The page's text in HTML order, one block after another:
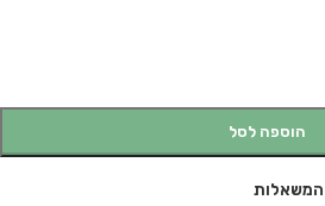
הוספה לסל